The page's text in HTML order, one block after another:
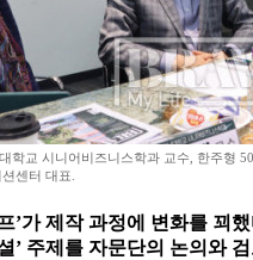
학교 시니어비즈니스학과 교수, 한주형
센터 대표.
’가 제작 과정에 변화를 꾀
’ 주제를 자문단의 논의와